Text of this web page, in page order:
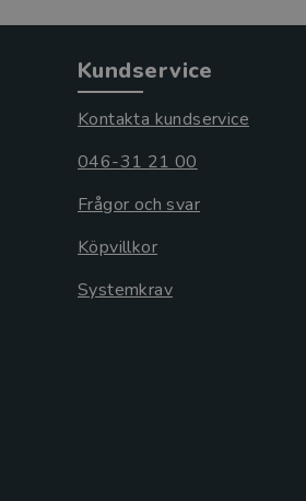
Kundservice
Kontakta kundservice
046-31 21 00
Frågor och svar
Köpvillkor
Systemkrav